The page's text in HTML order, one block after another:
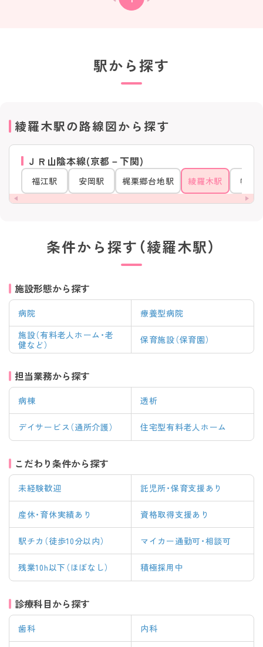
駅から探す
綾羅木駅の路線図から探す
ＪＲ山陰本線(京都－下関)
福江駅 安岡駅 梶栗郷台地駅 綾羅木駅 幡生
条件から探す（綾羅木駅）
施設形態から探す
病院
療養型病院
施設（有料老人ホーム・老
健など）
保育施設（保育園）
担当業務から探す
病棟 透析
デイサービス（通所介護） 住宅型有料老人ホーム
こだわり条件から探す
未経験歓迎 託児所・保育支援あり
産休・育休実績あり 資格取得支援あり
駅チカ（徒歩10分以内） マイカー通勤可・相談可
残業10h以下（ほぼなし） 積極採用中
診療科目から探す
歯科 内科